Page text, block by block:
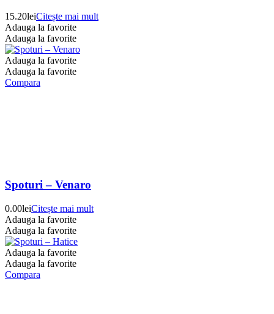
15.20leiCitește mai mult
Adauga la favorite
Adauga la favorite
Adauga la favorite
Adauga la favorite
Compara
Spoturi – Venaro
0.00leiCitește mai mult
Adauga la favorite
Adauga la favorite
Adauga la favorite
Adauga la favorite
Compara